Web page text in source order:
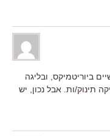
ביוריטמיקס, ובליגה
תינוק/ות. אבל נכון, יש